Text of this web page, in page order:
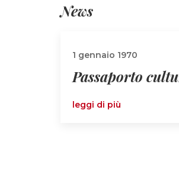
News
1 gennaio 1970
Passaporto
leggi di più